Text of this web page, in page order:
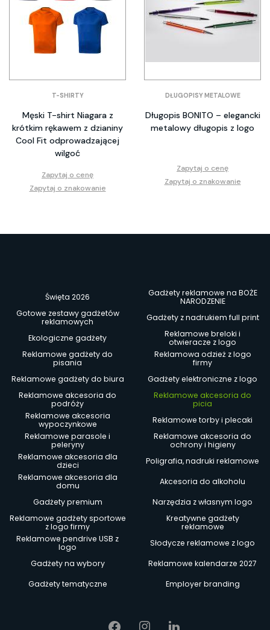
T-SHIRTY
Męski T-shirt Niagara z
krótkim rękawem z dzianiny
Cool Fit odprowadzającej
wilgoć
Zapytaj o cenę
Zapytaj o znakowanie
DŁUGOPISY METALOWE
Długopis BONITO – elegancki
metalowy długopis z logo
Zapytaj o cenę
Zapytaj o znakowanie
Święta 2026
Gadżety reklamowe na BOŻE
NARODZENIE
Gotowe zestawy gadżetów
reklamowych
Gadżety z nadrukiem full print
Ekologiczne gadżety
Reklamowe breloki i
otwieracze z logo
Reklamowe gadżety do
pisania
Reklamowa odzież z logo
firmy
Reklamowe gadżety do biura
Gadżety elektroniczne z logo
Reklamowe akcesoria do
podróży
Reklamowe akcesoria do
picia
Reklamowe akcesoria
wypoczynkowe
Reklamowe torby i plecaki
Reklamowe parasole i
peleryny
Reklamowe akcesoria do
ochrony i higieny
Reklamowe akcesoria dla
dzieci
Poligrafia, nadruki reklamowe
Reklamowe akcesoria dla
domu
Akcesoria do alkoholu
Gadżety premium
Narzędzia z własnym logo
Reklamowe gadżety sportowe
z logo firmy
Kreatywne gadżety
reklamowe
Reklamowe pendrive USB z
logo
Słodycze reklamowe z logo
Gadżety na wybory
Reklamowe kalendarze 2027
Gadżety tematyczne
Employer branding